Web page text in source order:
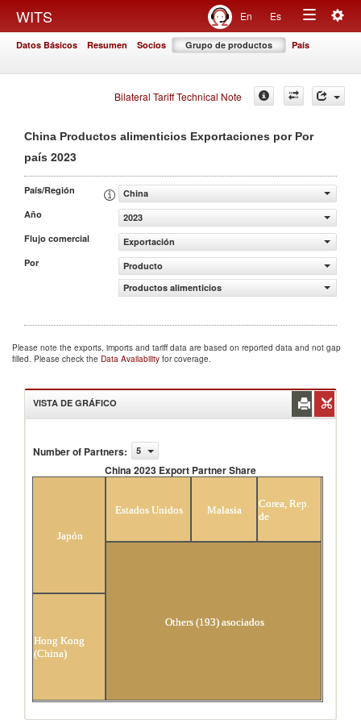
WITS En Es
Toggle
Datos Básicos Resumen Socios Grupo de productos País
Bilateral Tariff Technical Note
China Productos alimenticios Exportaciones por Por
país 2023
País/Región
China
Año
2023
Flujo comercial
Exportación
Por
Producto
Productos alimenticios
Please note the exports, imports and tariff data are based on reported data and not gap
filled. Please check the Data Availability for coverage.
VISTA DE GRÁFICO
Number of Partners: 5
China 2023 Export Partner Share
Japón
Hong Kong
(China)
Estados Unidos Malasia
Corea, Rep.
de
Others (193) asociados